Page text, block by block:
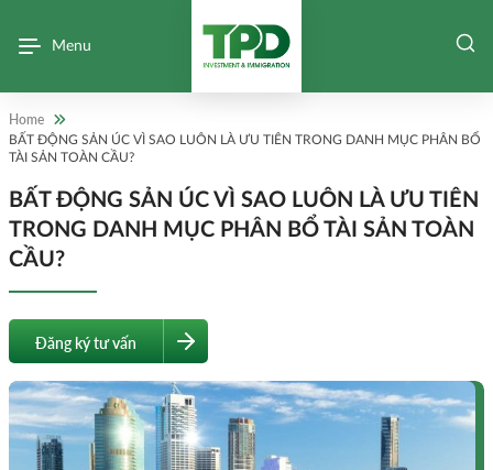
Menu
Home
BẤT ĐỘNG SẢN ÚC VÌ SAO LUÔN LÀ ƯU TIÊN TRONG DANH MỤC PHÂN BỔ
TÀI SẢN TOÀN CẦU?
BẤT ĐỘNG SẢN ÚC VÌ SAO LUÔN LÀ ƯU TIÊN
TRONG DANH MỤC PHÂN BỔ TÀI SẢN TOÀN
CẦU?
Đăng ký tư vấn